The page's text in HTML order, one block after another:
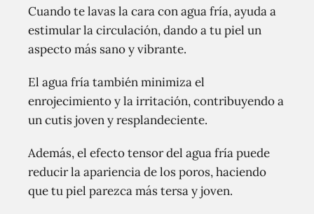
Cuando te lavas la cara con agua fría, ayuda a
estimular la circulación, dando a tu piel un
aspecto más sano y vibrante.
El agua fría también minimiza el
enrojecimiento y la irritación, contribuyendo a
un cutis joven y resplandeciente.
Además, el efecto tensor del agua fría puede
reducir la apariencia de los poros, haciendo
que tu piel parezca más tersa y joven.